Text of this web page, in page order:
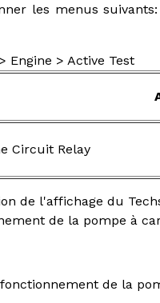
les menus
Engine > Active Test
Circuit Relay
de l'affichage du
de la pompe à
de la